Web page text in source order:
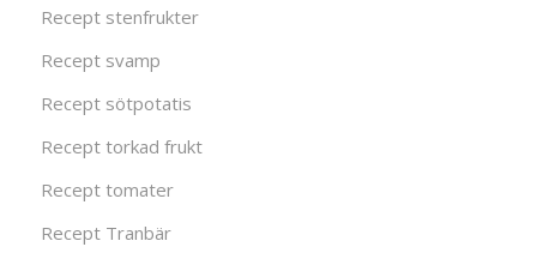
Recept stenfrukter
Recept svamp
Recept sötpotatis
Recept torkad frukt
Recept tomater
Recept Tranbär